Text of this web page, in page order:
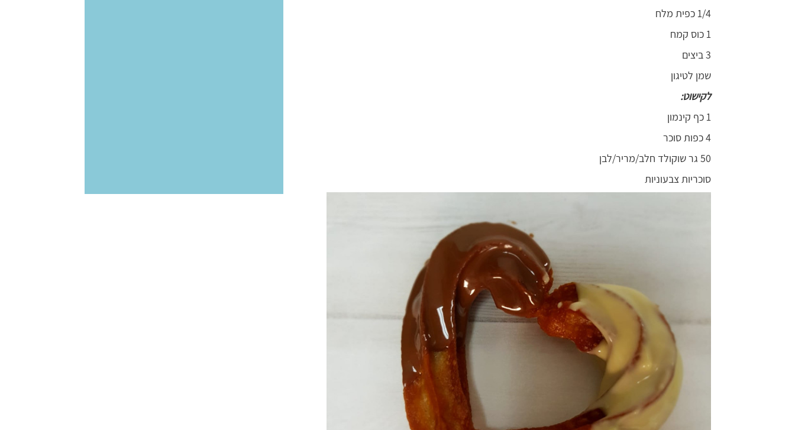
1/4 כפית מלח
1 כוס קמח
3 ביצים
שמן לטיגון
לקישוט:
1 כף קינמון
4 כפות סוכר
50 גר שוקולד חלב/מריר/לבן
סוכריות צבעוניות